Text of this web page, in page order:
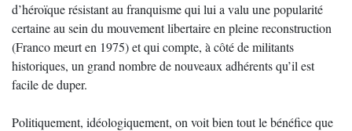
d’héroïque résistant au franquisme qui lui a valu une popularité
certaine au sein du mouvement libertaire en pleine reconstruction
(Franco meurt en 1975) et qui compte, à côté de militants
historiques, un grand nombre de nouveaux adhérents qu’il est
facile de duper.
Politiquement, idéologiquement, on voit bien tout le bénéfice que